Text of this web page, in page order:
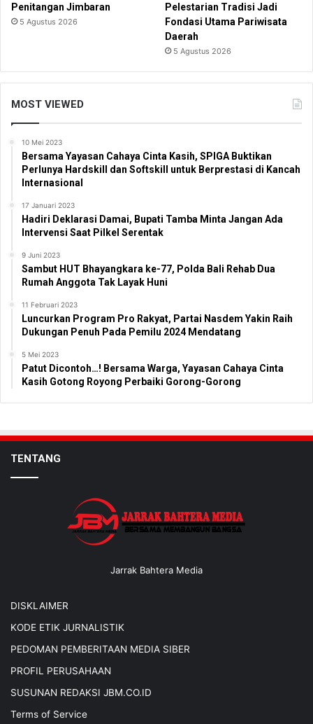
Penitangan Jimbaran
5 Agustus 2026
Pelestarian Tradisi Jadi
Fondasi Utama Pariwisata
Daerah
5 Agustus 2026
MOST VIEWED
10 Mei 2023
Bersama Yayasan Cahaya Cinta Kasih, SPIGA Buktikan
Perlunya Hardskill dan Softskill untuk Berprestasi di Kancah
Internasional
17 Januari 2023
Hadiri Deklarasi Damai, Bupati Tamba Minta Jangan Ada
Intervensi Saat Pilkel Serentak
9 Juni 2023
Sambut HUT Bhayangkara ke-77, Polda Bali Rehab Dua
Rumah Anggota Tak Layak Huni
11 Februari 2023
Luncurkan Program Pro Rakyat, Partai Nasdem Yakin Raih
Dukungan Penuh Pada Pemilu 2024 Mendatang
5 Mei 2023
Patut Dicontoh…! Bersama Warga, Yayasan Cahaya Cinta
Kasih Gotong Royong Perbaiki Gorong-Gorong
TENTANG
Jarrak Bahtera Media
DISKLAIMER
KODE ETIK JURNALISTIK
PEDOMAN PEMBERITAAN MEDIA SIBER
PROFIL PERUSAHAAN
SUSUNAN REDAKSI JBM.CO.ID
Terms of Service